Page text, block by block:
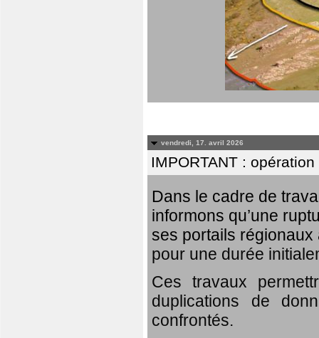
vendredi, 17. avril 2026
IMPORTANT :
Dans le cadre de
informons qu’une
ses portails régionaux
pour une durée
Ces travaux
duplications de
confrontés.